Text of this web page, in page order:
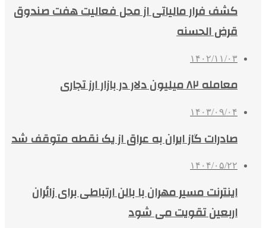
کشف فرار مالیاتی از محل فعالیت هفت صندوق
قرض‌ الحسنه
۱۴۰۲/۱۱/۰۳
معامله ۸۲ میلیون دلار در بازار ارز تجاری
۱۴۰۳/۰۹/۰۴
صادرات گاز ایران به عراق از یک نقطه متوقف شد
۱۴۰۴/۰۵/۲۲
اینترنت مسیر مهران با بالن ارتباطی برای زائران
اربعین تقویت می شود